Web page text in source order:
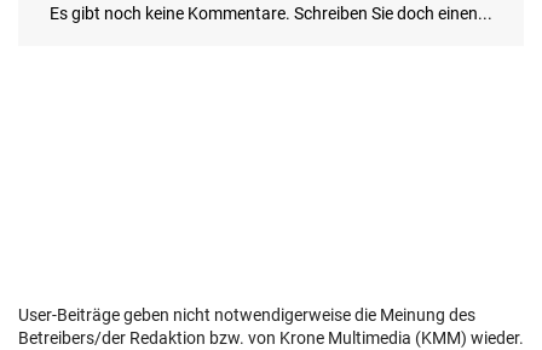
User-Beiträge geben nicht notwendigerweise die Meinung des
Betreibers/der Redaktion bzw. von Krone Multimedia (KMM) wieder.